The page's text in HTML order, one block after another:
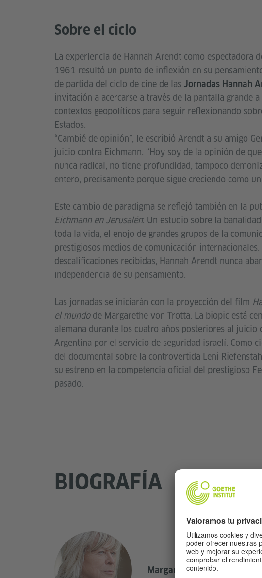
Sobre el ciclo
La experiencia de Hannah Arendt como espectadora
1961 resultó un punto de inflexión en su
de partida del ciclo de cine de las Jornadas Hannah
invitación a acercarse a través de la pantalla grande
contextos geopolíticos para seguir reflexionando
Estados.
“Cambié de opinión”, le escribió Arendt a su amigo
juicio contra Eichmann. “Hoy soy de la opinión de
nunca radical, no tiene profundidad, tampoco
entero, precisamente porque sigue creciendo como
Este cambio de paradigma se reflejó también en la
Eichmann en Jerusalén: Un estudio sobre la
toda la vida, el enojo de grandes grupos de la
prestigiosos medios de comunicación
descalificaciones recibidas, Hannah Arendt nunca
independencia de su pensamiento.
Las jornadas se iniciarán con la proyección del film
el mundo de Margarethe von Trotta. La biopic está
alemana durante los cuatro años posteriores al
Argentina por el servicio de seguridad israelí. Como
del documental sobre la controvertida Leni
su estreno en la competencia oficial del prestigioso
pasado.
BIOGRAFÍA
Margarethe Von Trotta